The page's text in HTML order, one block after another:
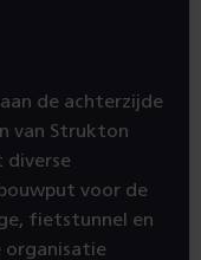
de achterzijde
van Strukton
diverse
voor de
fietstunnel en
organisatie